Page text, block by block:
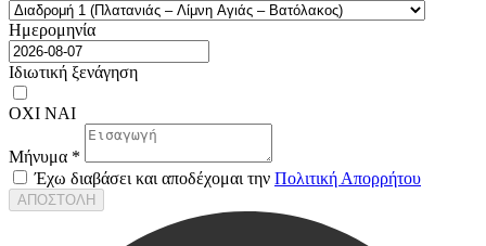
Ημερομηνία
Ιδιωτική ξενάγηση
ΟΧΙ ΝΑΙ
Μήνυμα *
Έχω διαβάσει και αποδέχομαι την Πολιτική Απορρήτου
ΑΠΟΣΤΟΛΗ